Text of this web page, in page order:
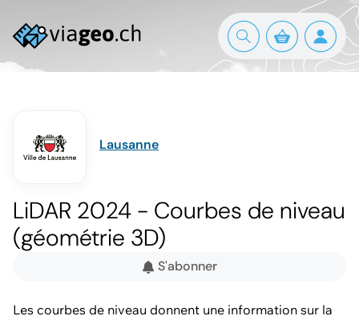
Lausanne
LiDAR 2024 - Courbes de niveau
(géométrie 3D)
S'abonner
Les courbes de niveau donnent une information sur la